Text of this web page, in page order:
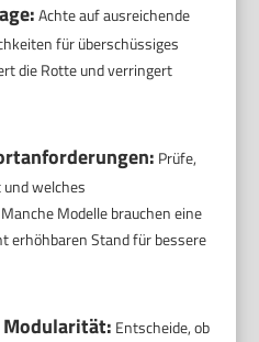
Achte auf ausreichende
für überschüssiges
die Rotte und verringert
Prüfe,
welches
Modelle brauchen eine
erhöhbaren Stand für bessere
Entscheide, ob